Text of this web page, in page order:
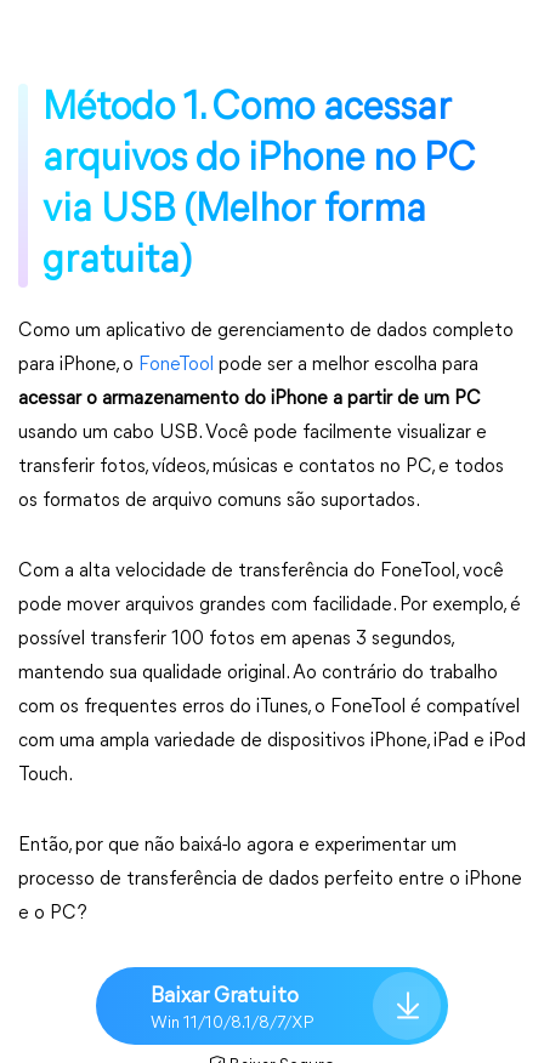
Método 1. Como acessar
arquivos do iPhone no PC
via USB (Melhor forma
gratuita)
Como um aplicativo de gerenciamento de dados completo
para iPhone, o FoneTool pode ser a melhor escolha para
acessar o armazenamento do iPhone a partir de um PC
usando um cabo USB. Você pode facilmente visualizar e
transferir fotos, vídeos, músicas e contatos no PC, e todos
os formatos de arquivo comuns são suportados.
Com a alta velocidade de transferência do FoneTool, você
pode mover arquivos grandes com facilidade. Por exemplo, é
possível transferir 100 fotos em apenas 3 segundos,
mantendo sua qualidade original. Ao contrário do trabalho
com os frequentes erros do iTunes, o FoneTool é compatível
com uma ampla variedade de dispositivos iPhone, iPad e iPod
Touch.
Então, por que não baixá-lo agora e experimentar um
processo de transferência de dados perfeito entre o iPhone
e o PC?
Baixar Gratuito
Win 11/10/8.1/8/7/XP